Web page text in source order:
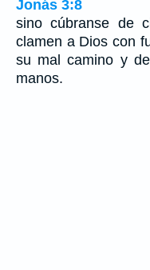
Jonás 3:8
sino cúbranse de
clamen a Dios con
su mal camino y
manos.